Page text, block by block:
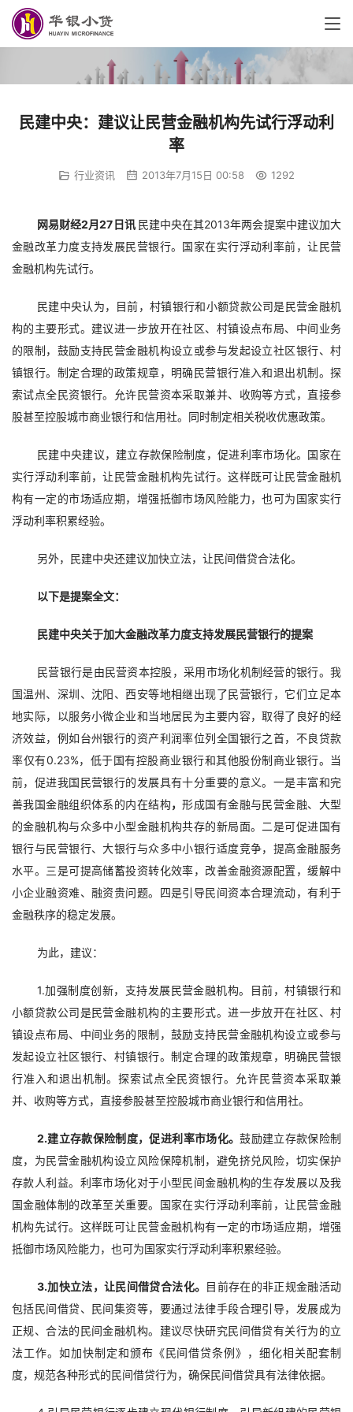
民建中央：建议让民营金融机构先试行浮动利
率
行业资讯 2013年7月15日 00:58 1292
网易财经2月27日讯 民建中央在其2013年两会提案中建议加大
金融改革力度支持发展民营银行。 国家在实行浮动利率前，让民营
金融机构先试行。
民建中央认为，
目前，村镇银行和小额贷款公司是民营金融机
构的主要形式。建议进一步放开在社区、村镇设点布局、中间业务
的限制，鼓励支持民营金融机构设立或参与发起设立社区银行、村
镇银行。制定合理的政策规章，明确民营银行准入和退出机制。探
索试点全民资银行。允许民营资本采取兼并、收购等方式，直接参
股甚至控股城市商业银行和信用社。同时制定相关税收优惠政策。
民建中央建议，建立存款保险制度，促进利率市场化。国家在
实行浮动利率前，让民营金融机构先试行。这样既可让民营金融机
构有一定的市场适应期，增强抵御市场风险能力，也可为国家实行
浮动利率积累经验。
另外，民建中央还建议加快立法，让民间借贷合法化。
以下是提案全文：
民建中央关于加大金融改革力度支持发展民营银行的提案
民营银行是由民营资本控股，采用市场化机制经营的银行。我
国温州、深圳、沈阳、西安等地相继出现了民营银行，它们立足本
地实际，以服务小微企业和当地居民为主要内容，取得了良好的经
济效益，例如台州银行的资产利润率位列全国银行之首，不良贷款
率仅有0.23%，低于国有控股商业银行和其他股份制商业银行。当
前，促进我国民营银行的发展具有十分重要的意义。一是丰富和完
善我国金融组织体系的内在结构，形成国有金融与民营金融、大型
的金融机构与众多中小型金融机构共存的新局面。二是可促进国有
银行与民营银行、大银行与众多中小银行适度竞争，提高金融服务
水平。三是可提高储蓄投资转化效率，改善金融资源配置，缓解中
小企业融资难、融资贵问题。四是引导民间资本合理流动，有利于
金融秩序的稳定发展。
为此，建议：
1.加强制度创新，支持发展民营金融机构。目前，村镇银行和
小额贷款公司是民营金融机构的主要形式。进一步放开在社区、村
镇设点布局、中间业务的限制，鼓励支持民营金融机构设立或参与
发起设立社区银行、村镇银行。制定合理的政策规章，明确民营银
行准入和退出机制。探索试点全民资银行。允许民营资本采取兼
并、收购等方式，直接参股甚至控股城市商业银行和信用社。
2.建立存款保险制度，促进利率市场化。鼓励建立存款保险制
度，为民营金融机构设立风险保障机制，避免挤兑风险，切实保护
存款人利益。利率市场化对于小型民间金融机构的生存发展以及我
国金融体制的改革至关重要。国家在实行浮动利率前，让民营金融
机构先试行。这样既可让民营金融机构有一定的市场适应期，增强
抵御市场风险能力，也可为国家实行浮动利率积累经验。
3.加快立法，让民间借贷合法化。 目前存在的非正规金融活动
包括民间借贷、民间集资等，要通过法律手段合理引导，发展成为
正规、合法的民间金融机构。建议尽快研究民间借贷有关行为的立
法工作。如加快制定和颁布《民间借贷条例》，细化相关配套制
度，规范各种形式的民间借贷行为，确保民间借贷具有法律依据。